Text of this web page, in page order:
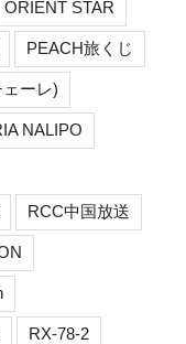
ORIENT STAR
PEACH旅くじ
ーレ)
NALIPO
RCC中国放送
RX-78-2